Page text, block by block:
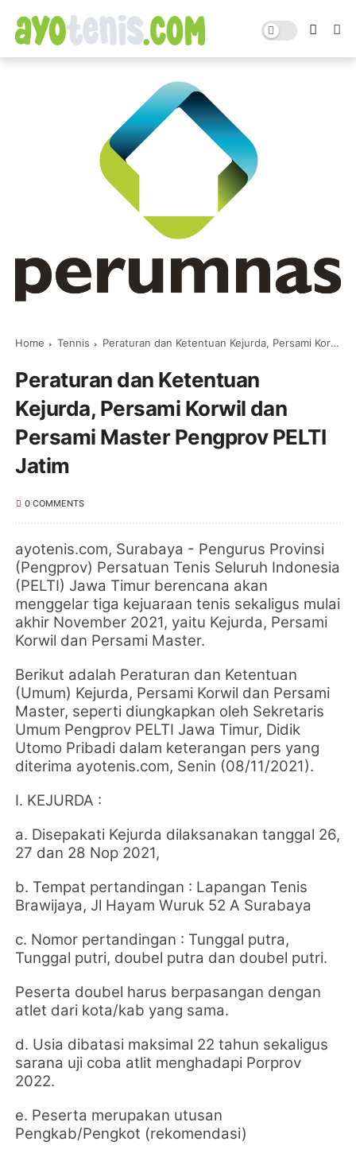
Home Tennis Peraturan dan Ketentuan Kejurda, Persami Korwil dan Persami Master Pengprov PELTI Jatim
Peraturan dan Ketentuan
Kejurda, Persami Korwil dan
Persami Master Pengprov PELTI
Jatim
0 COMMENTS
ayotenis.com, Surabaya - Pengurus Provinsi
(Pengprov) Persatuan Tenis Seluruh Indonesia
(PELTI) Jawa Timur berencana akan
menggelar tiga kejuaraan tenis sekaligus mulai
akhir November 2021, yaitu Kejurda, Persami
Korwil dan Persami Master.
Berikut adalah Peraturan dan Ketentuan
(Umum) Kejurda, Persami Korwil dan Persami
Master, seperti diungkapkan oleh Sekretaris
Umum Pengprov PELTI Jawa Timur, Didik
Utomo Pribadi dalam keterangan pers yang
diterima ayotenis.com, Senin (08/11/2021).
I. KEJURDA :
a. Disepakati Kejurda dilaksanakan tanggal 26,
27 dan 28 Nop 2021,
b. Tempat pertandingan : Lapangan Tenis
Brawijaya, Jl Hayam Wuruk 52 A Surabaya
c. Nomor pertandingan : Tunggal putra,
Tunggal putri, doubel putra dan doubel putri.
Peserta doubel harus berpasangan dengan
atlet dari kota/kab yang sama.
d. Usia dibatasi maksimal 22 tahun sekaligus
sarana uji coba atlit menghadapi Porprov
2022.
e. Peserta merupakan utusan
Pengkab/Pengkot (rekomendasi)